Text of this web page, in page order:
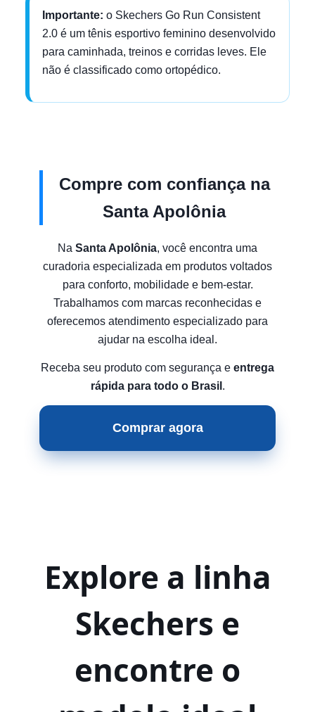
Importante: o Skechers Go Run Consistent
2.0 é um tênis esportivo feminino desenvolvido
para caminhada, treinos e corridas leves. Ele
não é classificado como ortopédico.
Compre com confiança na
Santa Apolônia
Na Santa Apolônia, você encontra uma
curadoria especializada em produtos voltados
para conforto, mobilidade e bem-estar.
Trabalhamos com marcas reconhecidas e
oferecemos atendimento especializado para
ajudar na escolha ideal.
Receba seu produto com segurança e entrega
rápida para todo o Brasil .
Comprar agora
Explore a linha
Skechers e
encontre o